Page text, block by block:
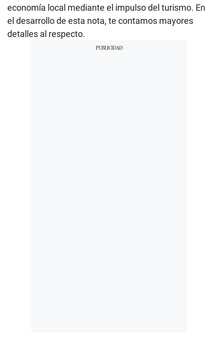
economía local mediante el impulso del turismo. En
el desarrollo de esta nota, te contamos mayores
detalles al respecto.